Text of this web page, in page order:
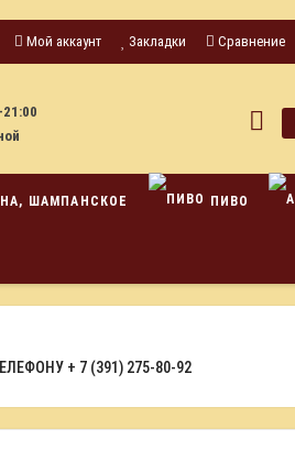
Мой аккаунт Закладки Сравнение
ШАМПАНСКОЕ ПИВО
+ 7 (391) 275-80-92